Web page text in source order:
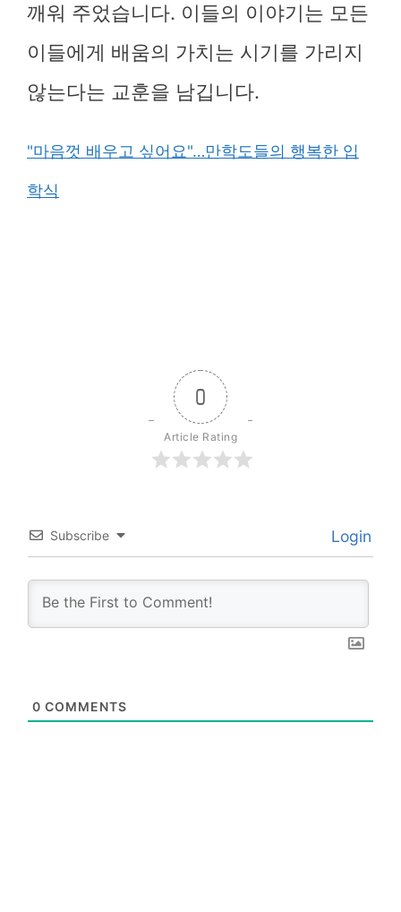
깨워 주었습니다. 이들의 이야기는 모든
이들에게 배움의 가치는 시기를 가리지
않는다는 교훈을 남깁니다.
"마음껏 배우고 싶어요"…만학도들의 행복한 입
학식
0
Article Rating
Subscribe Login
0 COMMENTS